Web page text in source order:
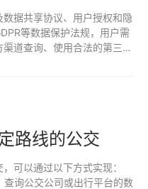
据共享协议、用户授权和隐
等数据保护法规，用户需
道查询、使用合法的第三方
路线的公交
可以通过以下方式实现：
询公交公司或出行平台的数